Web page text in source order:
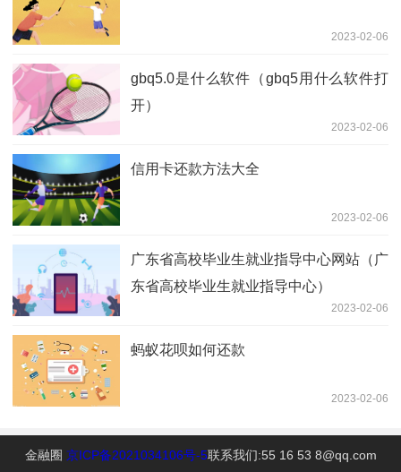
2023-02-06
gbq5.0是什么软件（gbq5用什么软件打
开）
2023-02-06
信用卡还款方法大全
2023-02-06
广东省高校毕业生就业指导中心网站（广
东省高校毕业生就业指导中心）
2023-02-06
蚂蚁花呗如何还款
2023-02-06
金融圈 京ICP备2021034106号-5联系我们:55 16 53 8@qq.com